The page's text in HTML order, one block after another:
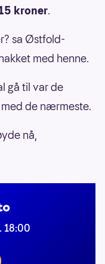
kroner.
sa Østfold-
med henne.
gå til var de
de nærmeste.
nå,
18:00